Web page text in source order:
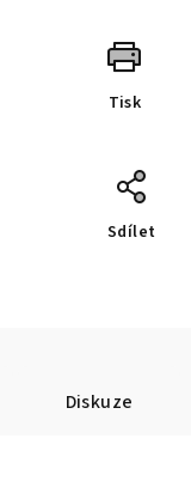
Tisk
Sdílet
Diskuze